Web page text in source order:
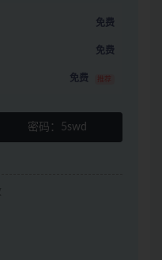
免费
免费
免费 推荐
密码： 5swd